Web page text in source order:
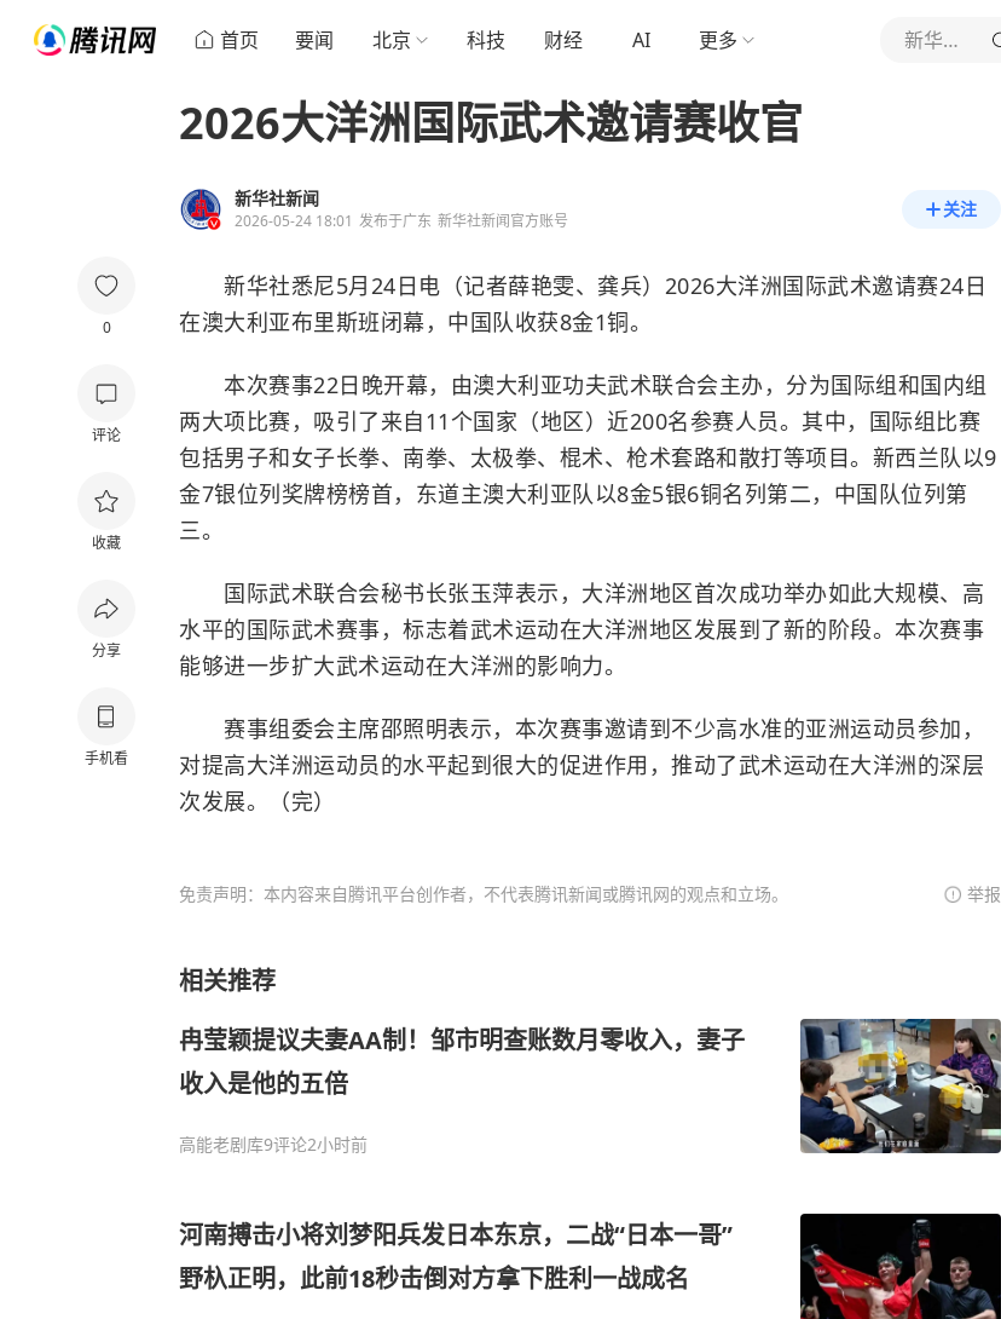
首页 要闻 北京 科技 财经 AI 更多 新华社新闻
0
评论
收藏
分享
手机看
2026大洋洲国际武术邀请赛收官
新华社新闻
2026-05-24 18:01 发布于广东 新华社新闻官方账号
关注
新华社悉尼5月24日电（记者薛艳雯、龚兵）2026大洋洲国际武术邀请赛24日
在澳大利亚布里斯班闭幕，中国队收获8金1铜。
本次赛事22日晚开幕，由澳大利亚功夫武术联合会主办，分为国际组和国内组
两大项比赛，吸引了来自11个国家（地区）近200名参赛人员。其中，国际组比赛
包括男子和女子长拳、南拳、太极拳、棍术、枪术套路和散打等项目。新西兰队以9
金7银位列奖牌榜榜首，东道主澳大利亚队以8金5银6铜名列第二，中国队位列第
三。
国际武术联合会秘书长张玉萍表示，大洋洲地区首次成功举办如此大规模、高
水平的国际武术赛事，标志着武术运动在大洋洲地区发展到了新的阶段。本次赛事
能够进一步扩大武术运动在大洋洲的影响力。
赛事组委会主席邵照明表示，本次赛事邀请到不少高水准的亚洲运动员参加，
对提高大洋洲运动员的水平起到很大的促进作用，推动了武术运动在大洋洲的深层
次发展。（完）
免责声明：本内容来自腾讯平台创作者，不代表腾讯新闻或腾讯网的观点和立场。 举报
相关推荐
冉莹颖提议夫妻AA制！邹市明查账数月零收入，妻子
收入是他的五倍
高能老剧库9评论2小时前
河南搏击小将刘梦阳兵发日本东京，二战“日本一哥”
野杁正明，此前18秒击倒对方拿下胜利一战成名